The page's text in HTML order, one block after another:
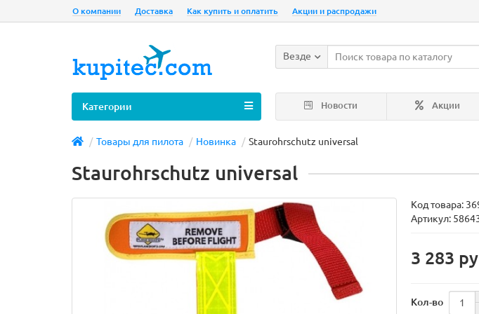
О компании Доставка Как купить и оплатить Акции и распродажи
Везде
Новости Акции
Категории
Товары для пилота Новинка Staurohrschutz universal
Staurohrschutz universal
Код товара:
Артикул:
3 283
Кол-во